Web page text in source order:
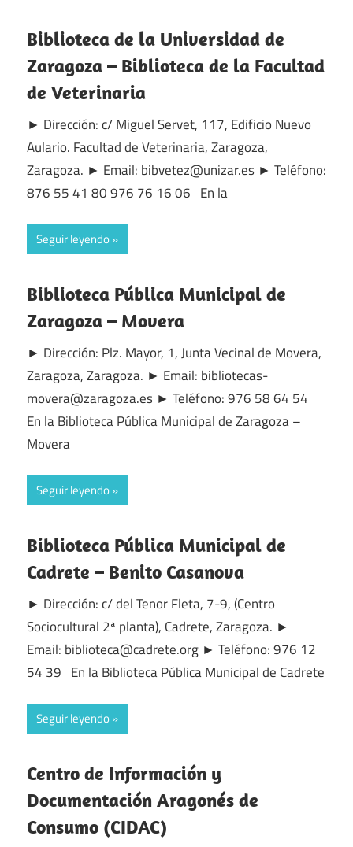
Biblioteca de la Universidad de
Zaragoza – Biblioteca de la Facultad
de Veterinaria
► Dirección: c/ Miguel Servet, 117, Edificio Nuevo
Aulario. Facultad de Veterinaria, Zaragoza,
Zaragoza. ► Email: bibvetez@unizar.es ► Teléfono:
876 55 41 80 976 76 16 06 En la
Seguir leyendo
Biblioteca Pública Municipal de
Zaragoza – Movera
► Dirección: Plz. Mayor, 1, Junta Vecinal de Movera,
Zaragoza, Zaragoza. ► Email: bibliotecas-
movera@zaragoza.es ► Teléfono: 976 58 64 54
En la Biblioteca Pública Municipal de Zaragoza –
Movera
Seguir leyendo
Biblioteca Pública Municipal de
Cadrete – Benito Casanova
► Dirección: c/ del Tenor Fleta, 7-9, (Centro
Sociocultural 2ª planta), Cadrete, Zaragoza. ►
Email: biblioteca@cadrete.org ► Teléfono: 976 12
54 39 En la Biblioteca Pública Municipal de Cadrete
Seguir leyendo
Centro de Información y
Documentación Aragonés de
Consumo (CIDAC)